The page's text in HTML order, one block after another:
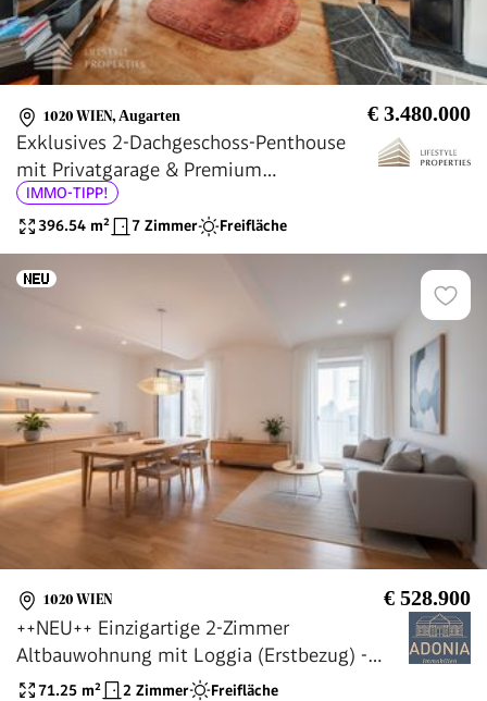
1020 WIEN, Augarten € 3.480.000
Exklusives 2-Dachgeschoss-Penthouse
mit Privatgarage & Premium
Vollausstattung, Nähe Augarten
IMMO-TIPP!
396.54 m² 7 Zimmer Freifläche
1020 WIEN € 528.900
++NEU++ Einzigartige 2-Zimmer
Altbauwohnung mit Loggia (Erstbezug) -
TOPLAGE!
71.25 m² 2 Zimmer Freifläche